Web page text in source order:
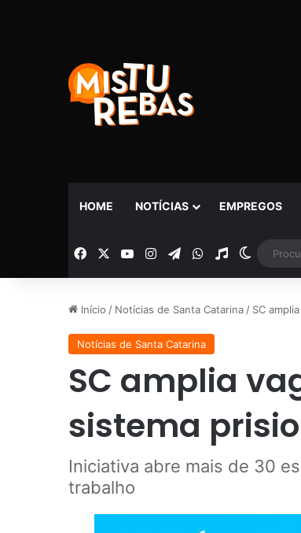
HOME NOTÍCIAS EMPREGOS
Facebook YouTubeInstagramTelegramWhatsApp
Rádio Switch
Início / Notícias de Santa Catarina / SC
Notícias de Santa Catarina
SC amplia
sistema
Iniciativa abre mais de 30
trabalho